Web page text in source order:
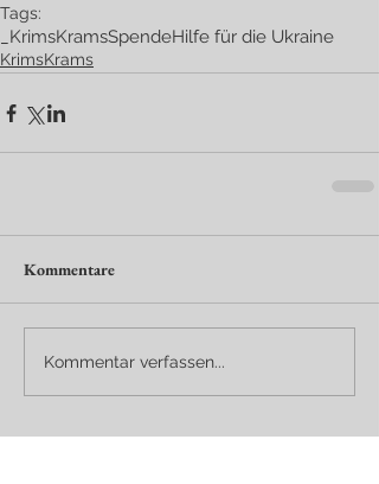
Tags:
_KrimsKramsSpendeHilfe für die Ukraine
KrimsKrams
Kommentare
Kommentar verfassen...